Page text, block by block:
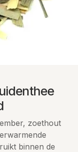
zoethout
binnen de